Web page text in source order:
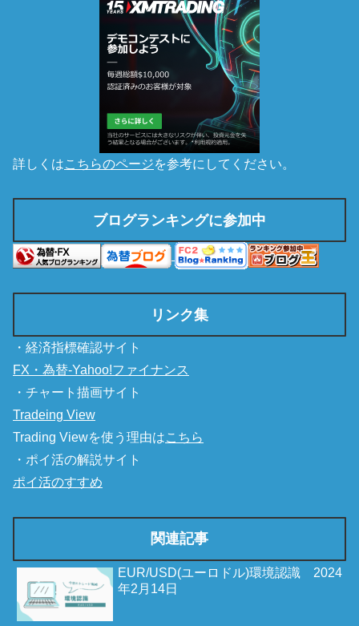
詳しくはこちらのページを参考にしてください。
ブログランキングに参加中
リンク集
・経済指標確認サイト
FX・為替-Yahoo!ファイナンス
・チャート描画サイト
Tradeing View
Trading Viewを使う理由はこちら
・ポイ活の解説サイト
ポイ活のすすめ
関連記事
EUR/USD(ユーロドル)環境認識 2024
年2月14日